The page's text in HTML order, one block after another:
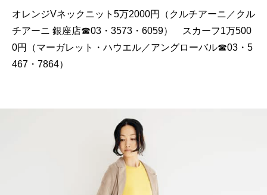
オレンジVネックニット5万2000円（クルチアーニ／クル
チアーニ 銀座店☎︎03・3573・6059） スカーフ1万500
0円（マーガレット・ハウエル／アングローバル☎︎03・5
467・7864）